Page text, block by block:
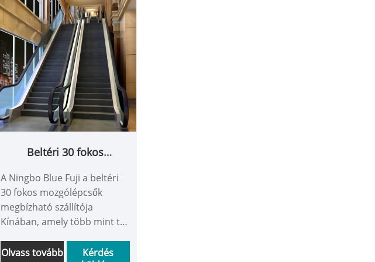
bevásárlóközpontokban,
hozzájárulva a nagy
nyilvános helyek
modernizálásához
világszerte. 35 fokos
mozgólépcsőinket Délkelet-
Ázsia és Európa számos
országába és régiójába
exportálják, ügyfeleink
pozitív visszajelzései alapján.
Beltéri 30 fokos
A Ningbo Blue Fuji a beltéri
30 fokos mozgólépcsők
megbízható szállítója
Kínában, amely több mint tíz
Termékeink igényesek és
Olvass tovább
Kérdés